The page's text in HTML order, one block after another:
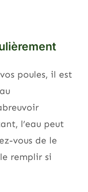
poules, il est
l’eau peut
vous de le
remplir si